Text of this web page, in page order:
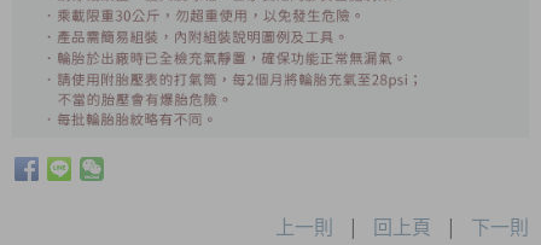
上一則 | 回上頁 | 下一則